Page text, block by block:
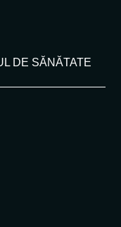
DE SĂNĂTATE